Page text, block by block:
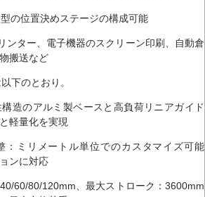
の位置決めステージの構成可能
ター、電子機器のスクリーン印刷、自動倉
搬送など
下のとおり。
構造のアルミ製ベースと高負荷リニアガイド
軽量化を実現
：ミリメートル単位でのカスタマイズ可能
ンに対応
60/80/120mm、最大ストローク：3600mm